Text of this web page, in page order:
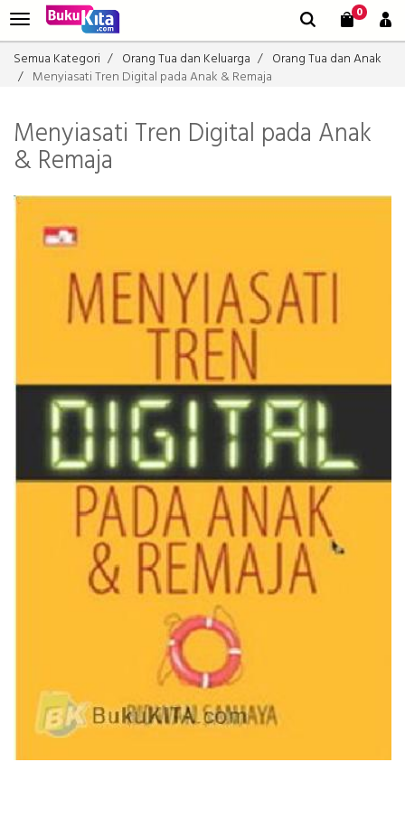
0
Semua Kategori Orang Tua dan Keluarga
Orang Tua dan Anak
Menyiasati Tren Digital pada Anak & Remaja
Menyiasati Tren Digital pada Anak
& Remaja